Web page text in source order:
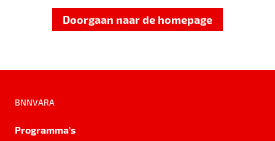
Doorgaan naar de homepage
BNNVARA
Programma's